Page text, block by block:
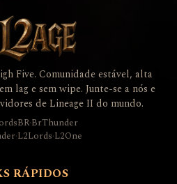
Five. Comunidade estável, alta
lag e sem wipe. Junte-se a nós e
de Lineage II do mundo.
·BrThunder
·L2Lords·L2One
RÁPIDOS